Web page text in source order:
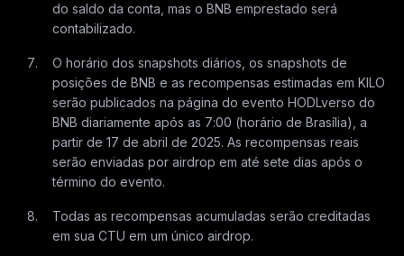
do saldo da conta, mas o BNB emprestado será
contabilizado.
O horário dos snapshots diários, os snapshots de
posições de BNB e as recompensas estimadas em KILO
serão publicados na página do evento HODLverso do
BNB diariamente após as 7:00 (horário de Brasília), a
partir de 17 de abril de 2025. As recompensas reais
serão enviadas por airdrop em até sete dias após o
término do evento.
Todas as recompensas acumuladas serão creditadas
em sua CTU em um único airdrop.